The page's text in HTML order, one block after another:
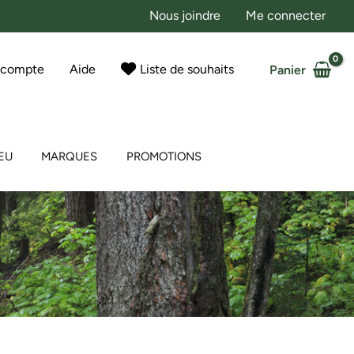
Nous joindre Me connecter
Aide Liste de souhaits Panier
MARQUES PROMOTIONS